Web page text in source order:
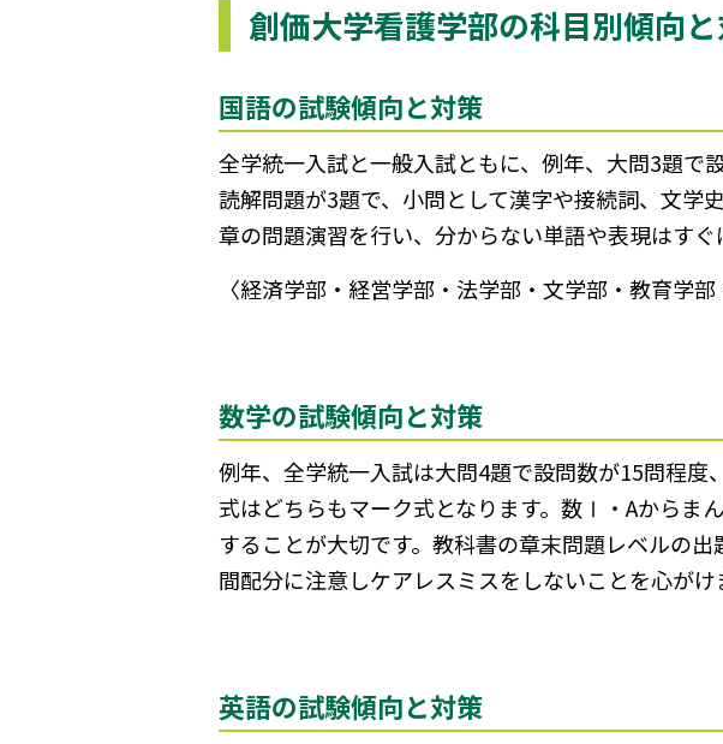
創価大学看護学部の科目別傾向
国語の試験傾向と対策
全学統一入試と一般入試ともに、例年、大問3題で
読解問題が3題で、小問として漢字や接続詞、文学
章の問題演習を行い、分からない単語や表現はす
〈経済学部・経営学部・法学部・文学部・教育学
数学の試験傾向と対策
例年、全学統一入試は大問4題で設問数が15問程
式はどちらもマーク式となります。数Ⅰ・Aからま
することが大切です。教科書の章末問題レベルの
間配分に注意しケアレスミスをしないことを心がけ
英語の試験傾向と対策